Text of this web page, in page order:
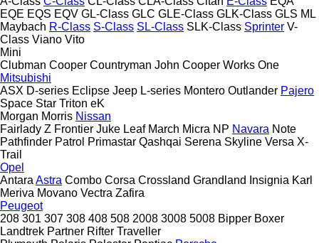
EQE EQS EQV GL-Class GLC GLE-Class GLK-Class GLS ML
Maybach R-Class S-Class SL-Class SLK-Class Sprinter V-
Class Viano Vito
Mini
Clubman Cooper Countryman John Cooper Works One
Mitsubishi
ASX D-series Eclipse Jeep L-series Montero Outlander Pajero
Space Star Triton eK
Morgan Morris Nissan
Fairlady Z Frontier Juke Leaf March Micra NP Navara Note
Pathfinder Patrol Primastar Qashqai Serena Skyline Versa X-
Trail
Opel
Antara Astra Combo Corsa Crossland Grandland Insignia Karl
Meriva Movano Vectra Zafira
Peugeot
208 301 307 308 408 508 2008 3008 5008 Bipper Boxer
Landtrek Partner Rifter Traveller